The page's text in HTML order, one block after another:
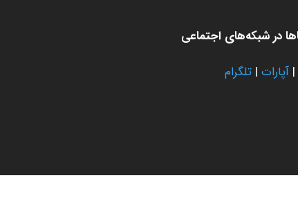
در شبکه‌های اجتماعی
| آپارات| تلگرام